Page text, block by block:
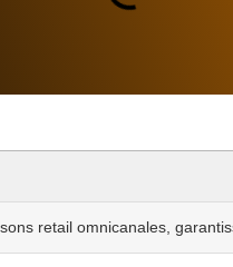
retail omnicanales,